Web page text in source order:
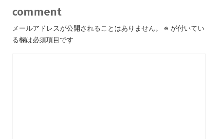
comment
メールアドレスが公開されることはありません。 ※ が付いてい
る欄は必須項目です